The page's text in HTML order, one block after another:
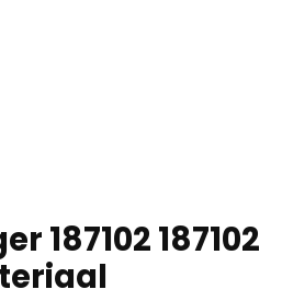
187102 187102